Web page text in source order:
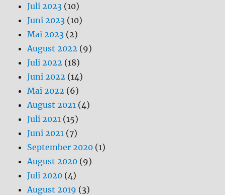
Juli 2023 (10)
Juni 2023 (10)
Mai 2023 (2)
August 2022 (9)
Juli 2022 (18)
Juni 2022 (14)
Mai 2022 (6)
August 2021 (4)
Juli 2021 (15)
Juni 2021 (7)
September 2020 (1)
August 2020 (9)
Juli 2020 (4)
August 2019 (3)